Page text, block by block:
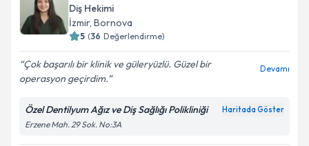
Diş Hekimi
İzmir, Bornova
5 (36 Değerlendirme)
Çok başarılı bir klinik ve güleryüzlü. Güzel bir
operasyon geçirdim.
Devamı
Özel Dentilyum Ağız ve Diş Sağlığı Polikliniği Haritada Göster
Erzene Mah. 29 Sok. No:3A